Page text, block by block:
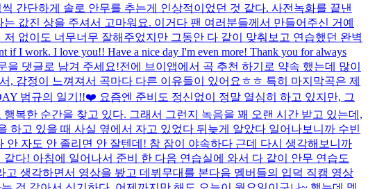
간단하게 솔로 안무를 추는게 인상적이었던 것 같다. 사전녹화를 끝낸
값진 상을 주셔서 고마워요. 이거다 팬 여러분들께서 만들어주신 거예
없이도 너무너무 잘해주었지만 그동안 다 같이 맞춰보고 연습했던 완벽
I work. I love you!! Have a nice day I'm even more! Thank you for always
을 댓글로 남겨 주세요!전에 브이앱에서 곡 추천 하기로 약속 했는데 많이
감정이 느껴져서 곡마다 다른 이유들이 있어요ㅎㅎ 특히 마지막곡은 제
범규의 일기!!❤️ 요즘엔 준비도 정신없이 정말 열심히 하고 있지만, 그
복한 순간을 찾고 있다. 그래서 그런지 녹음을 꽤 오랜 시간 받고 있는데,
하고 있을 때 사실 옆에서 자고 있었다 뒤늦게 알았다 일어나보니까 수빈
자도 안 졸리면 안 잘텐데! 참 잠이 야속하다 근데 다시 생각해보니까
다! 아침에 일어나서 준비 한 다음 연습실에 와서 다 같이 안무 연습도
생각하면서 영상을 봤고 데뷔무대를 본다음 멤버들의 입덕 직캠 영상